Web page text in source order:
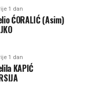
1 dan
ĆORALIĆ (Asim)
1 dan
KAPIĆ